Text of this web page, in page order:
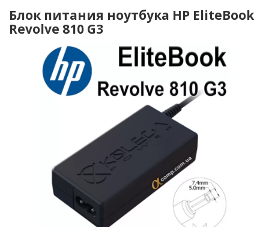
Блок питания ноутбука HP EliteBook
Revolve 810 G3